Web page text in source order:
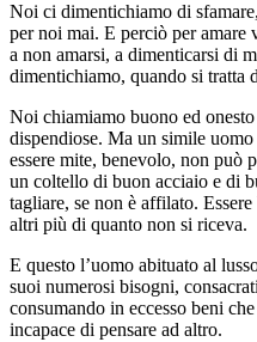
Noi ci dimentichiamo di
per noi mai. E perciò per amare
a non amarsi, a dimenticarsi di
dimentichiamo, quando si tratta
Noi chiamiamo buono ed
dispendiose. Ma un simile
essere mite, benevolo, non può
un coltello di buon acciaio e di
tagliare, se non è affilato.
altri più di quanto non si riceva.
E questo l’uomo abituato al
suoi numerosi bisogni,
consumando in eccesso beni
incapace di pensare ad altro.